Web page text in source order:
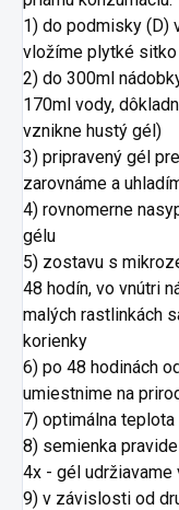
1) do podmisky (D)
vložíme plytké sitko
2) do 300ml
170ml vody,
vznikne hustý gél)
3) pripravený gél
zarovnáme a
4) rovnomerne
gélu
5) zostavu s
48 hodín, vo vnútri
malých rastlinkách
korienky
6) po 48 hodinách
umiestnime na
7) optimálna
8) semienka
4x - gél udržiavame
9) v závislosti od